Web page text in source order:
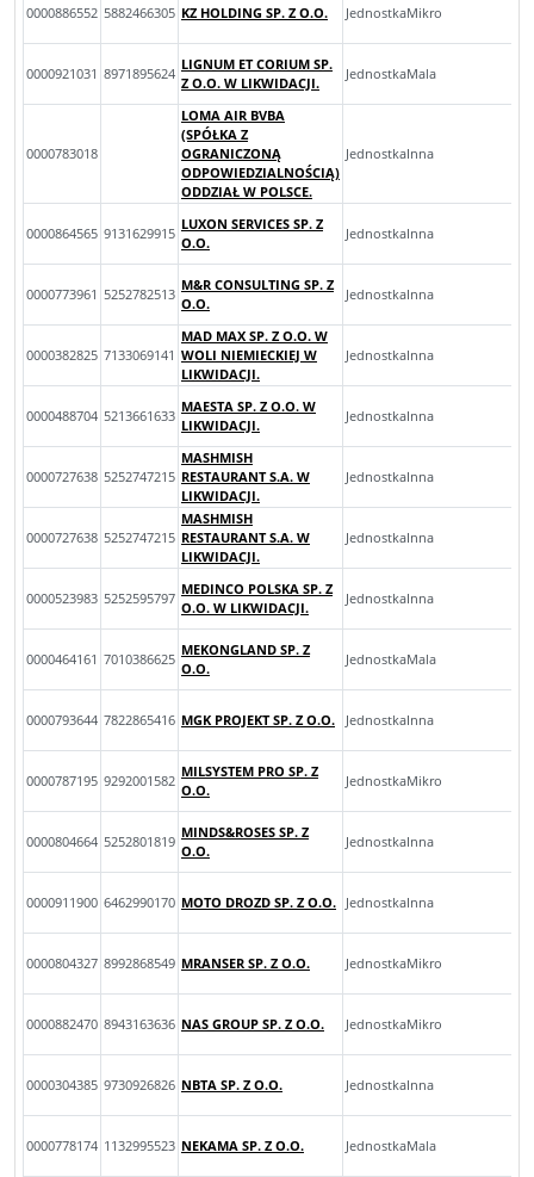
0000886552 5882466305 KZ HOLDING SP. Z O.O. JednostkaMikro
0000921031 8971895624
LIGNUM ET CORIUM SP.
Z O.O. W LIKWIDACJI.
JednostkaMala
0000783018
LOMA AIR BVBA
(SPÓŁKA Z
OGRANICZONĄ
ODPOWIEDZIALNOŚCIĄ)
ODDZIAŁ W POLSCE.
JednostkaInna
0000864565 9131629915
LUXON SERVICES SP. Z
O.O.
JednostkaInna
0000773961 5252782513
M&R CONSULTING SP. Z
O.O.
JednostkaInna
0000382825 7133069141
MAD MAX SP. Z O.O. W
WOLI NIEMIECKIEJ W
LIKWIDACJI.
JednostkaInna
0000488704 5213661633
MAESTA SP. Z O.O. W
LIKWIDACJI.
JednostkaInna
0000727638 5252747215
MASHMISH
RESTAURANT S.A. W
LIKWIDACJI.
JednostkaInna
0000727638 5252747215
MASHMISH
RESTAURANT S.A. W
LIKWIDACJI.
JednostkaInna
0000523983 5252595797
MEDINCO POLSKA SP. Z
O.O. W LIKWIDACJI.
JednostkaInna
0000464161 7010386625
MEKONGLAND SP. Z
O.O.
JednostkaMala
0000793644 7822865416 MGK PROJEKT SP. Z O.O. JednostkaInna
0000787195 9292001582
MILSYSTEM PRO SP. Z
O.O.
JednostkaMikro
0000804664 5252801819
MINDS&ROSES SP. Z
O.O.
JednostkaInna
0000911900 6462990170 MOTO DROZD SP. Z O.O. JednostkaInna
0000804327 8992868549 MRANSER SP. Z O.O. JednostkaMikro
0000882470 8943163636 NAS GROUP SP. Z O.O. JednostkaMikro
0000304385 9730926826 NBTA SP. Z O.O. JednostkaInna
0000778174 1132995523 NEKAMA SP. Z O.O. JednostkaMala